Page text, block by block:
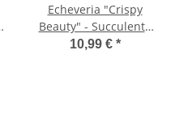
Echeveria "Crispy
Beauty" - Succulente
facile d'entretien - pot
10,99 € *